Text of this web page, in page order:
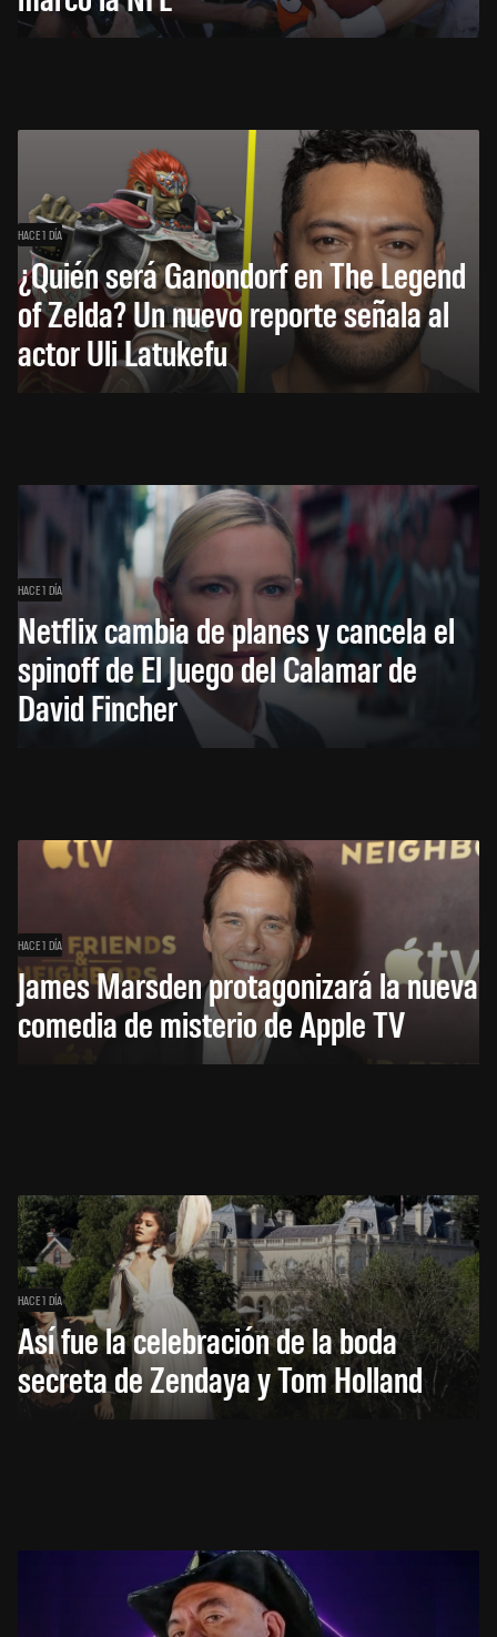
HACE 1 DÍA
¿Quién será Ganondorf en The Legend
of Zelda? Un nuevo reporte señala al
actor Uli Latukefu
HACE 1 DÍA
Netflix cambia de planes y cancela el
spinoff de El Juego del Calamar de
David Fincher
HACE 1 DÍA
James Marsden protagonizará la nueva
comedia de misterio de Apple TV
HACE 1 DÍA
Así fue la celebración de la boda
secreta de Zendaya y Tom Holland